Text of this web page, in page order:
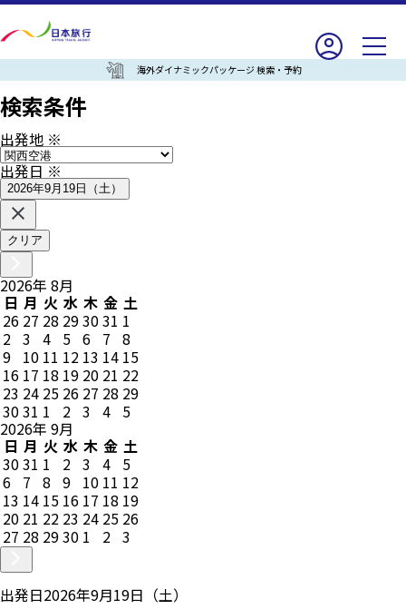
海外ダイナミックパッケージ 検索・予約
検索条件
出発地 ※
出発日※
2026年9月19日（土）
クリア
2026年 8月
日 月 火 水 木 金 土
26 27 28 293031 1
2 3 4 5 6 7 8
9 10 11 12 13 14 15
16 17 18 19 20 21 22
23 24 25 26 27 28 29
3031 1 2 3 4 5
2026年 9月
日 月 火 水 木 金 土
3031 1 2 3 4 5
6 7 8 9 10 11 12
13 14 15 16 17 18 19
20 21 22 23 24 25 26
27 28 2930 1 2 3
出発日2026年9月19日（土）